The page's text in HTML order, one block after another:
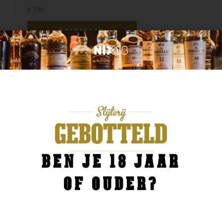
€ 7,99
BESTELLEN
BEN JE 18 JAAR
OF OUDER?